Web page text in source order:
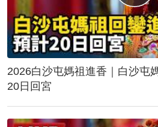
2026白沙屯媽祖進香｜白沙屯
20日回宮